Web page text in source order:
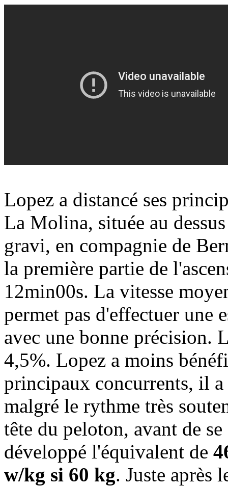
Lopez a distancé ses
La Molina, située au
gravi, en compagnie de
la première partie de
12min00s. La vitesse
permet pas d'effectuer une
avec une bonne précision.
4,5%. Lopez a moins
principaux concurrents, il a
malgré le rythme très
tête du peloton, avant de
développé l'équivalent de
w/kg si 60 kg. Juste après